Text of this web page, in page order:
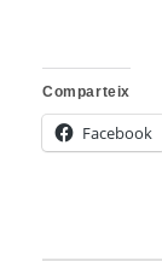
Comparteix
Facebook